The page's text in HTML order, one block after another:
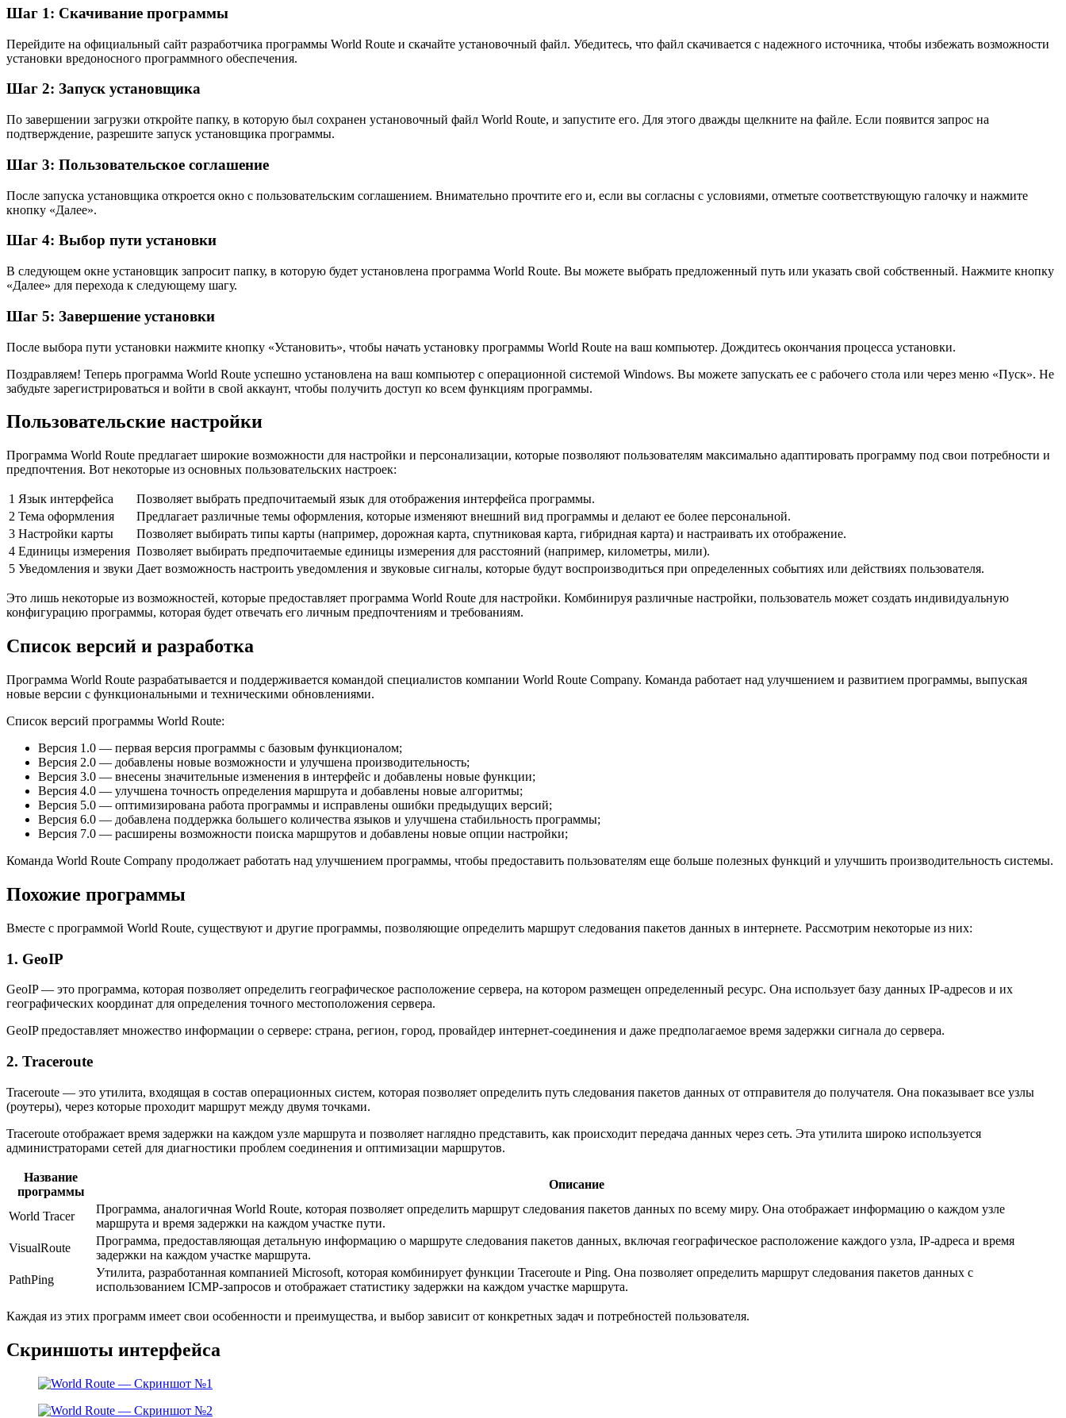
Шаг 1: Скачивание программы
Перейдите на официальный сайт разработчика программы World Route и скачайте установочный файл. Убедитесь, что файл скачивается с надежного источника, чтобы избежать возможности
установки вредоносного программного обеспечения.
Шаг 2: Запуск установщика
По завершении загрузки откройте папку, в которую был сохранен установочный файл World Route, и запустите его. Для этого дважды щелкните на файле. Если появится запрос на
подтверждение, разрешите запуск установщика программы.
Шаг 3: Пользовательское соглашение
После запуска установщика откроется окно с пользовательским соглашением. Внимательно прочтите его и, если вы согласны с условиями, отметьте соответствующую галочку и нажмите
кнопку «Далее».
Шаг 4: Выбор пути установки
В следующем окне установщик запросит папку, в которую будет установлена программа World Route. Вы можете выбрать предложенный путь или указать свой собственный. Нажмите кнопку
«Далее» для перехода к следующему шагу.
Шаг 5: Завершение установки
После выбора пути установки нажмите кнопку «Установить», чтобы начать установку программы World Route на ваш компьютер. Дождитесь окончания процесса установки.
Поздравляем! Теперь программа World Route успешно установлена на ваш компьютер с операционной системой Windows. Вы можете запускать ее с рабочего стола или через меню «Пуск». Не
забудьте зарегистрироваться и войти в свой аккаунт, чтобы получить доступ ко всем функциям программы.
Пользовательские настройки
Программа World Route предлагает широкие возможности для настройки и персонализации, которые позволяют пользователям максимально адаптировать программу под свои потребности и
предпочтения. Вот некоторые из основных пользовательских настроек:
1 Язык интерфейса
Позволяет выбрать предпочитаемый язык для отображения интерфейса программы.
2 Тема оформления
Предлагает различные темы оформления, которые изменяют внешний вид программы и делают ее более персональной.
3 Настройки карты
Позволяет выбирать типы карты (например, дорожная карта, спутниковая карта, гибридная карта) и настраивать их отображение.
4 Единицы измерения Позволяет выбирать предпочитаемые единицы измерения для расстояний (например, километры, мили).
5 Уведомления и звуки Дает возможность настроить уведомления и звуковые сигналы, которые будут воспроизводиться при определенных событиях или действиях пользователя.
Это лишь некоторые из возможностей, которые предоставляет программа World Route для настройки. Комбинируя различные настройки, пользователь может создать индивидуальную
конфигурацию программы, которая будет отвечать его личным предпочтениям и требованиям.
Список версий и разработка
Программа World Route разрабатывается и поддерживается командой специалистов компании World Route Company. Команда работает над улучшением и развитием программы, выпуская
новые версии с функциональными и техническими обновлениями.
Список версий программы World Route:
Версия 1.0 — первая версия программы с базовым функционалом;
Версия 2.0 — добавлены новые возможности и улучшена производительность;
Версия 3.0 — внесены значительные изменения в интерфейс и добавлены новые функции;
Версия 4.0 — улучшена точность определения маршрута и добавлены новые алгоритмы;
Версия 5.0 — оптимизирована работа программы и исправлены ошибки предыдущих версий;
Версия 6.0 — добавлена поддержка большего количества языков и улучшена стабильность программы;
Версия 7.0 — расширены возможности поиска маршрутов и добавлены новые опции настройки;
Команда World Route Company продолжает работать над улучшением программы, чтобы предоставить пользователям еще больше полезных функций и улучшить производительность системы.
Похожие программы
Вместе с программой World Route, существуют и другие программы, позволяющие определить маршрут следования пакетов данных в интернете. Рассмотрим некоторые из них:
1. GeoIP
GeoIP — это программа, которая позволяет определить географическое расположение сервера, на котором размещен определенный ресурс. Она использует базу данных IP-адресов и их
географических координат для определения точного местоположения сервера.
GeoIP предоставляет множество информации о сервере: страна, регион, город, провайдер интернет-соединения и даже предполагаемое время задержки сигнала до сервера.
2. Traceroute
Traceroute — это утилита, входящая в состав операционных систем, которая позволяет определить путь следования пакетов данных от отправителя до получателя. Она показывает все узлы
(роутеры), через которые проходит маршрут между двумя точками.
Traceroute отображает время задержки на каждом узле маршрута и позволяет наглядно представить, как происходит передача данных через сеть. Эта утилита широко используется
администраторами сетей для диагностики проблем соединения и оптимизации маршрутов.
Название
программы
Описание
World Tracer
Программа, аналогичная World Route, которая позволяет определить маршрут следования пакетов данных по всему миру. Она отображает информацию о каждом узле
маршрута и время задержки на каждом участке пути.
VisualRoute
Программа, предоставляющая детальную информацию о маршруте следования пакетов данных, включая географическое расположение каждого узла, IP-адреса и время
задержки на каждом участке маршрута.
PathPing
Утилита, разработанная компанией Microsoft, которая комбинирует функции Traceroute и Ping. Она позволяет определить маршрут следования пакетов данных с
использованием ICMP-запросов и отображает статистику задержки на каждом участке маршрута.
Каждая из этих программ имеет свои особенности и преимущества, и выбор зависит от конкретных задач и потребностей пользователя.
Скриншоты интерфейса